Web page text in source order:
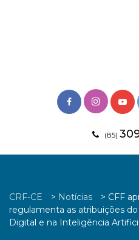
(85)
CRF-CE > Notícias > CFF
regulamenta as atribuições
Digital e na Inteligência